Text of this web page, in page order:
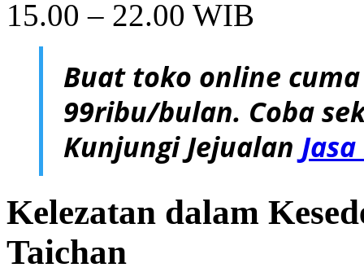
15.00 – 22.00 WIB
Buat toko online
99ribu/bulan. Coba
Kunjungi Jejualan
Kelezatan dalam
Taichan